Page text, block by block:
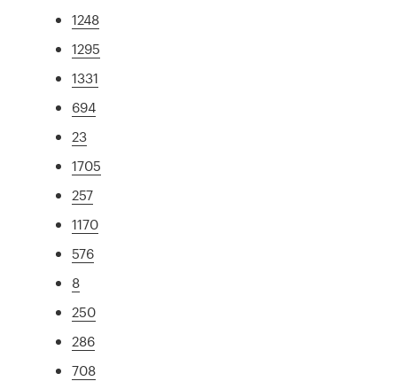
1248
1295
1331
694
23
1705
257
1170
576
8
250
286
708